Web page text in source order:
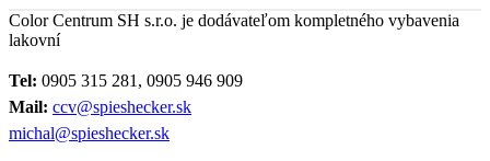
Color Centrum SH s.r.o. je dodávateľom kompletného vybavenia
lakovní
Tel: 0905 315 281, 0905 946 909
Mail: ccv@spieshecker.sk
michal@spieshecker.sk